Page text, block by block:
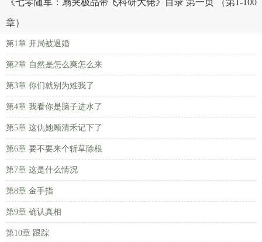
《七零随军：扇哭极品带飞科研大佬》目录 第一页 （第1-100
章）
第1章 开局被退婚
第2章 自然是怎么爽怎么来
第3章 你们就别为难我了
第4章 我看你是脑子进水了
第5章 这仇她顾清禾记下了
第6章 要不要来个斩草除根
第7章 这是什么情况
第8章 金手指
第9章 确认真相
第10章 跟踪